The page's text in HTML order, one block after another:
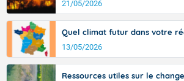
21/05/2026
Quel climat futur dans votre
13/05/2026
Ressources utiles sur le